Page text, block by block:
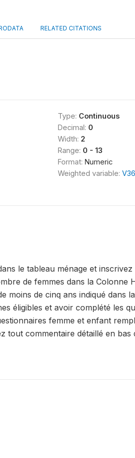
RELATED CITATIONS
Type: Continuous
Decimal: 0
Width: 2
Range: 0 - 13
Format: Numeric
Weighted variable:
le tableau ménage et
de femmes dans la Colonne
moins de cinq ans indiqué dans
éligibles et avoir complété les
femme et enfant
tout commentaire détaillé en